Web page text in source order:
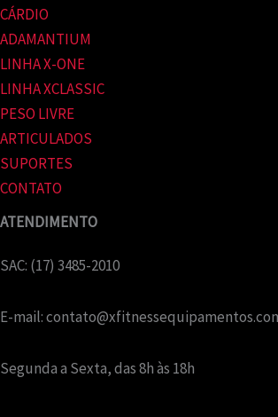
CÁRDIO
ADAMANTIUM
LINHA X-ONE
LINHA XCLASSIC
PESO LIVRE
ARTICULADOS
SUPORTES
CONTATO
ATENDIMENTO
SAC: (17) 3485-2010
E-mail:
Segunda a Sexta, das 8h às 18h